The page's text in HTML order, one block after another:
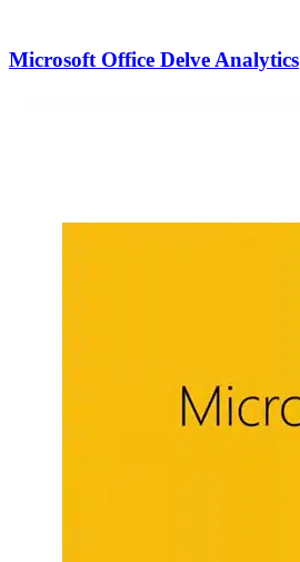
Microsoft Office Delve Analytics